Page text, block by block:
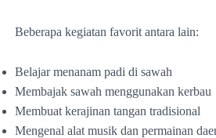
Beberapa kegiatan favorit antara lain:
Belajar menanam padi di sawah
Membajak sawah menggunakan kerbau
Membuat kerajinan tangan tradisional
Mengenal alat musik dan permainan